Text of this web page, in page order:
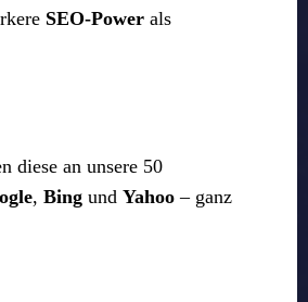
SEO-Power als
diese an unsere 50
, Bing und Yahoo – ganz